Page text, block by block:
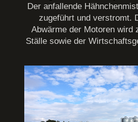
Der anfallende
zugeführt und verstromt.
Abwärme der Motoren wird
Ställe sowie der